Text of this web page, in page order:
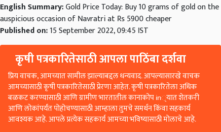
English Summary:Gold Price Today: Buy 10 grams of gold on the
auspicious occasion of Navratri at Rs 5900 cheaper
Published on:15 September 2022, 09:45 IST
कृषी पत्रकारितेसाठी आपला पाठिंबा दर्शवा
प्रिय वाचक, आमच्यात सामील झाल्याबद्दल धन्यवाद. आपल्यासारखे वाचक
आमच्यासाठी कृषी पत्रकारितेसाठी प्रेरणा आहेत. कृषी पत्रकारितेला अधिक
बळकट करण्यासाठी आणि ग्रामीण भारतातील कानाकोप in्यात शेतकरी
आणि लोकांपर्यंत पोहोचण्यासाठी आम्हाला तुमचे समर्थन किंवा सहकार्य
आवश्यक आहे. आपले प्रत्येक सहकार्य आमच्या भविष्यासाठी मोलाचे आहे.